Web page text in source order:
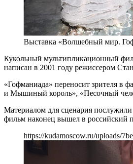
Выставка «Волшебный мир.
Кукольный мультипликационный
написан в 2001 году режиссером
«Гофманиада» переносит зрителя в
и Мышиный король», «Песочный
Материалом для сценария
фильм наконец вышел в российский
https://kudamoscow.ru/uploads/